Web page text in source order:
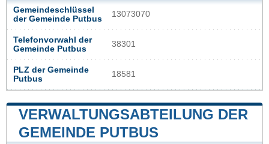
Gemeindeschlüssel
der Gemeinde Putbus
13073070
Telefonvorwahl der
Gemeinde Putbus
38301
PLZ der Gemeinde
Putbus
18581
VERWALTUNGSABTEILUNG DER
GEMEINDE PUTBUS